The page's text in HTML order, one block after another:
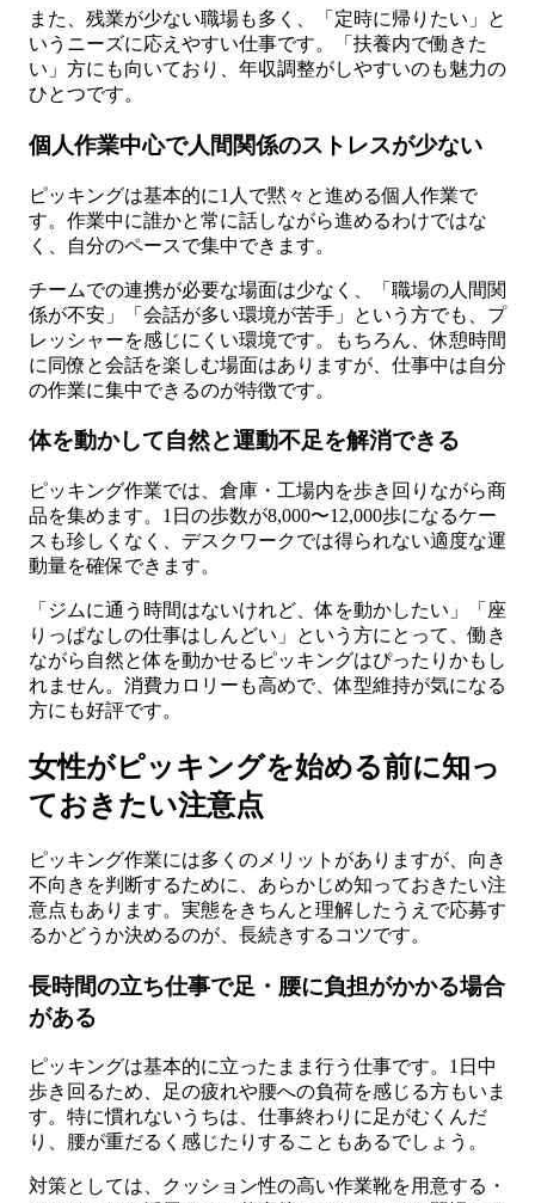
また、残業が少ない職場も多く、「定時に帰りたい」と
いうニーズに応えやすい仕事です。「扶養内で働きた
い」方にも向いており、年収調整がしやすいのも魅力の
ひとつです。
個人作業中心で人間関係のストレスが少ない
ピッキングは基本的に1人で黙々と進める個人作業で
す。作業中に誰かと常に話しながら進めるわけではな
く、自分のペースで集中できます。
チームでの連携が必要な場面は少なく、「職場の人間関
係が不安」「会話が多い環境が苦手」という方でも、プ
レッシャーを感じにくい環境です。もちろん、休憩時間
に同僚と会話を楽しむ場面はありますが、仕事中は自分
の作業に集中できるのが特徴です。
体を動かして自然と運動不足を解消できる
ピッキング作業では、倉庫・工場内を歩き回りながら商
品を集めます。1日の歩数が8,000〜12,000歩になるケー
スも珍しくなく、デスクワークでは得られない適度な運
動量を確保できます。
「ジムに通う時間はないけれど、体を動かしたい」「座
りっぱなしの仕事はしんどい」という方にとって、働き
ながら自然と体を動かせるピッキングはぴったりかもし
れません。消費カロリーも高めで、体型維持が気になる
方にも好評です。
女性がピッキングを始める前に知っ
ておきたい注意点
ピッキング作業には多くのメリットがありますが、向き
不向きを判断するために、あらかじめ知っておきたい注
意点もあります。実態をきちんと理解したうえで応募す
るかどうか決めるのが、長続きするコツです。
長時間の立ち仕事で足・腰に負担がかかる場合
がある
ピッキングは基本的に立ったまま行う仕事です。1日中
歩き回るため、足の疲れや腰への負荷を感じる方もいま
す。特に慣れないうちは、仕事終わりに足がむくんだ
り、腰が重だるく感じたりすることもあるでしょう。
対策としては、クッション性の高い作業靴を用意する・